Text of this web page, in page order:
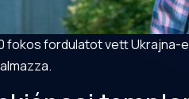
fokos fordulatot vett